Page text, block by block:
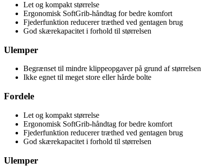
Let og kompakt størrelse
Ergonomisk SoftGrib-håndtag for bedre komfort
Fjederfunktion reducerer træthed ved gentagen brug
God skærekapacitet i forhold til størrelsen
Ulemper
Begrænset til mindre klippeopgaver på grund af størrelsen
Ikke egnet til meget store eller hårde bolte
Fordele
Let og kompakt størrelse
Ergonomisk SoftGrib-håndtag for bedre komfort
Fjederfunktion reducerer træthed ved gentagen brug
God skærekapacitet i forhold til størrelsen
Ulemper